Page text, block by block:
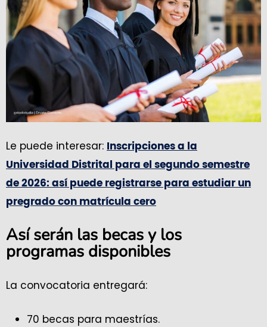
Le puede interesar:
Inscripciones a la
Universidad Distrital para el segundo semestre
de 2026: así puede registrarse para estudiar un
pregrado con matrícula cero
Así serán las becas y los
programas disponibles
La convocatoria entregará:
70 becas para maestrías.